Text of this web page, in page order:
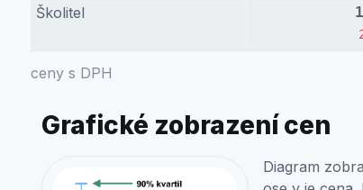
ceny s DPH
Školitel
Grafické zobrazení cen
Diagram